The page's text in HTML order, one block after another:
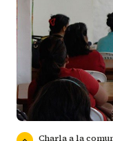
Charla a la